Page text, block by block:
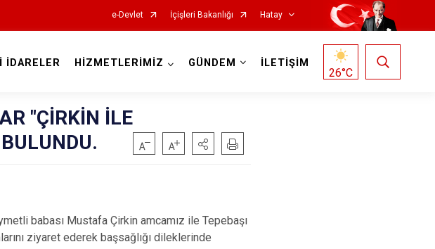
e-Devlet İçişleri Bakanlığı Hatay
Belen
İDARELER HİZMETLERİMİZ GÜNDEM İLETİŞİM
26°C
"ÇİRKİN İLE
babası Mustafa Çirkin amcamız ile Tepebaşı
ziyaret ederek başsağlığı dileklerinde